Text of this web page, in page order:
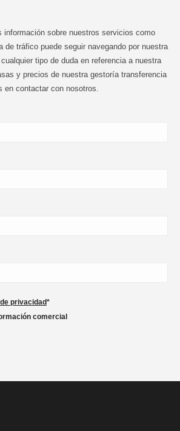
información sobre nuestros servicios como
de tráfico puede seguir navegando por nuestra
tipo de duda en referencia a nuestra
y precios de nuestra gestoría transferencia
contactar con nosotros.
privacidad*
comercial